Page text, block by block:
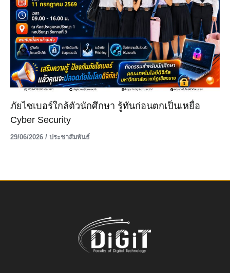
ภัยไซเบอร์ใกล้ตัวนักศึกษา รู้ทันก่อนตกเป็นเหยื่อ
Cyber Security
29/06/2026 / ประชาสัมพันธ์